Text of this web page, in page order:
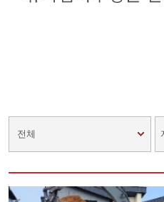
전체